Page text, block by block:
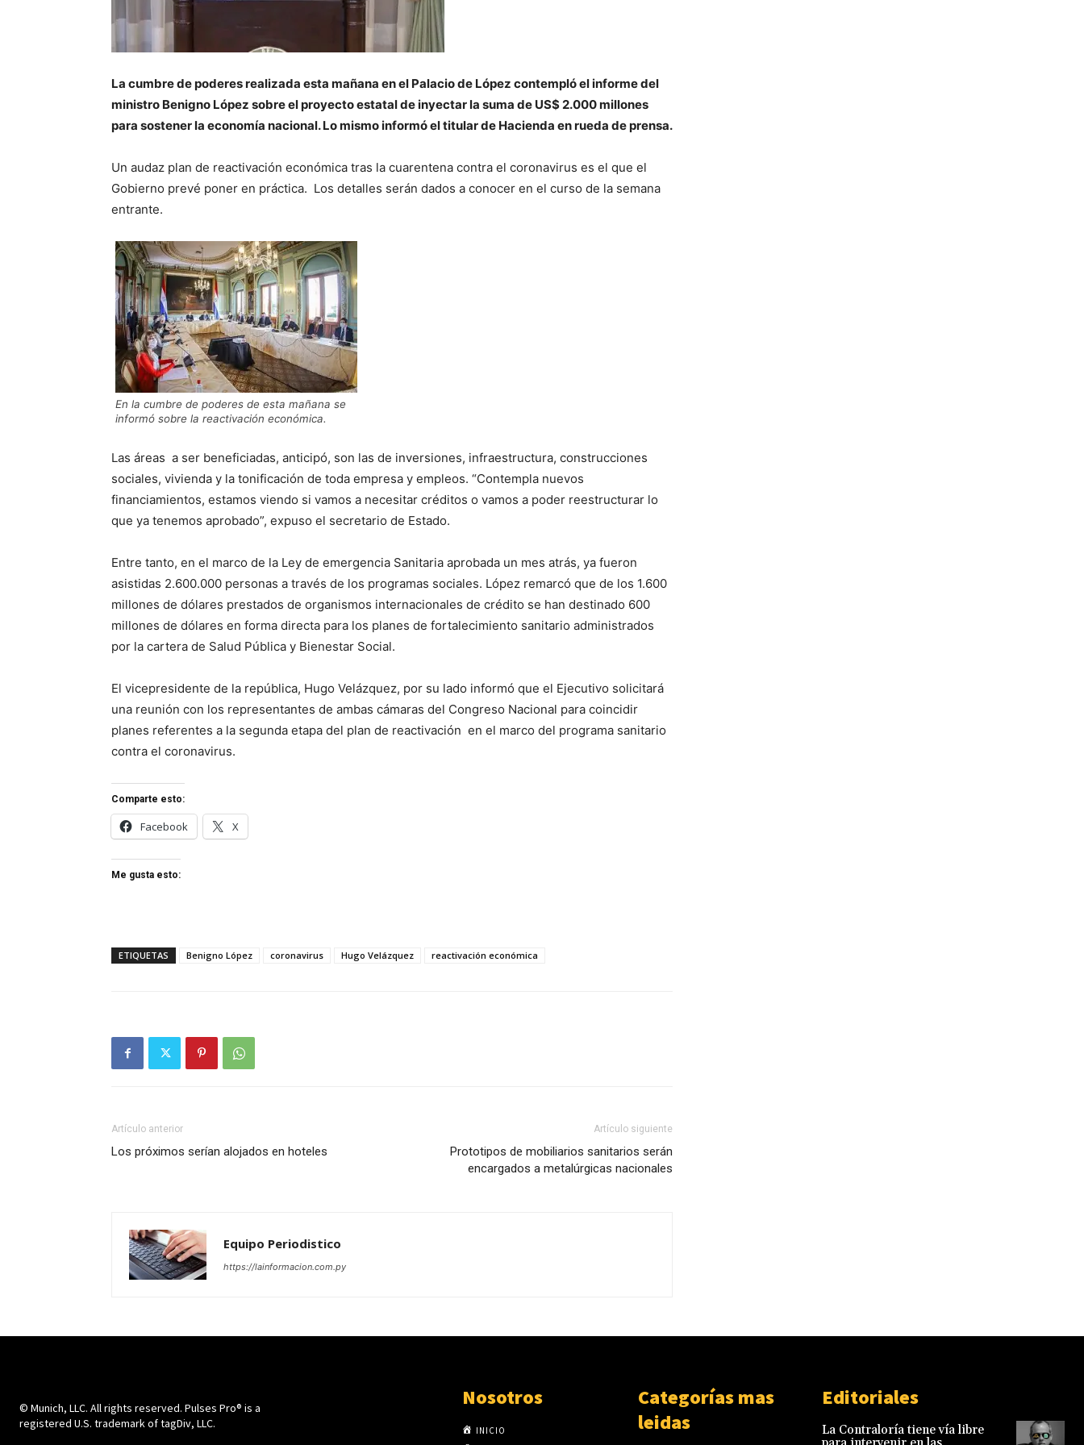
La cumbre de poderes realizada esta mañana en el Palacio de López contempló el informe del
ministro Benigno López sobre el proyecto estatal de inyectar la suma de US$ 2.000 millones
para sostener la economía nacional. Lo mismo informó el titular de Hacienda en rueda de prensa.
Un audaz plan de reactivación económica tras la cuarentena contra el coronavirus es el que el
Gobierno prevé poner en práctica. Los detalles serán dados a conocer en el curso de la semana
entrante.
En la cumbre de poderes de esta mañana se
informó sobre la reactivación económica.
Las áreas a ser beneficiadas, anticipó, son las de inversiones, infraestructura, construcciones
sociales, vivienda y la tonificación de toda empresa y empleos. “Contempla nuevos
financiamientos, estamos viendo si vamos a necesitar créditos o vamos a poder reestructurar lo
que ya tenemos aprobado”, expuso el secretario de Estado.
Entre tanto, en el marco de la Ley de emergencia Sanitaria aprobada un mes atrás, ya fueron
asistidas 2.600.000 personas a través de los programas sociales. López remarcó que de los 1.600
millones de dólares prestados de organismos internacionales de crédito se han destinado 600
millones de dólares en forma directa para los planes de fortalecimiento sanitario administrados
por la cartera de Salud Pública y Bienestar Social.
El vicepresidente de la república, Hugo Velázquez, por su lado informó que el Ejecutivo solicitará
una reunión con los representantes de ambas cámaras del Congreso Nacional para coincidir
planes referentes a la segunda etapa del plan de reactivación en el marco del programa sanitario
contra el coronavirus.
Comparte esto:
Facebook X
Me gusta esto:
ETIQUETAS Benigno López coronavirus Hugo Velázquez reactivación económica
Artículo anterior
Los próximos serían alojados en hoteles
Artículo siguiente
Prototipos de mobiliarios sanitarios serán
encargados a metalúrgicas nacionales
Equipo Periodistico
https://lainformacion.com.py
© Munich, LLC. All rights reserved. Pulses Pro® is a
registered U.S. trademark of tagDiv, LLC.
Nosotros
INICIO
Categorías mas
leidas
Editoriales
La Contraloría tiene vía libre